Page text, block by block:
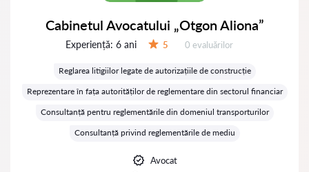
Cabinetul Avocatului „Otgon Aliona”
Experiență: 6 ani 5 Evaluărilor:
0 evaluărilor
Reglarea litigiilor legate de autorizațiile de construcție
Reprezentare în fața autorităților de reglementare din sectorul financiar
Consultanță pentru reglementările din domeniul transporturilor
Consultanță privind reglementările de mediu
Avocat